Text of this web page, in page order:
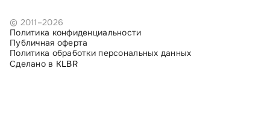
© 2011–2026
Политика конфиденциальности
Публичная оферта
Политика обработки персональных данных
Сделано в KLBR